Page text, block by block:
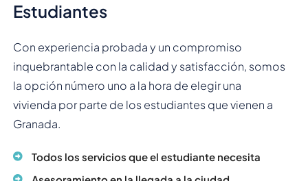
Estudiantes
Con experiencia probada y un compromiso
inquebrantable con la calidad y satisfacción, somos
la opción número uno a la hora de elegir una
vivienda por parte de los estudiantes que vienen a
Granada.
Todos los servicios que el estudiante necesita